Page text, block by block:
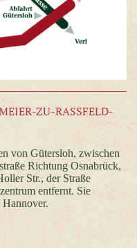
ZU-RASSFELD-
von Gütersloh, zwischen
Richtung Osnabrück,
Str., der Straße
entfernt. Sie